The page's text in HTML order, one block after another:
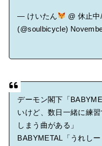
— けいたん
@ 休止
(@soulbicycle)
デーモン閣下「
いけど、数日一緒に練
しまう曲がある」
BABYMETAL「うれしー